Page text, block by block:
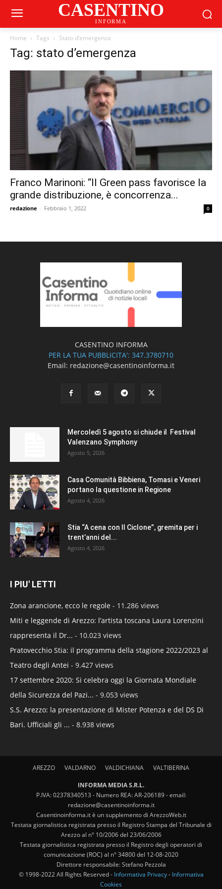
CASENTINO
INFORMA
Home Tags Stato d’emergenza
Tag: stato d’emergenza
Franco Marinoni: “Il Green pass favorisce la
grande distribuzione, è concorrenza...
redazione - Febbraio 1, 2022 0
CASENTINO INFORMA
PER LA TUA PUBBLICITA': 347.3780710
Email: redazione@casentinoinforma.it
Mercoledì 5 agosto si chiude il Festival
Valenzano Symphony
Agosto 5, 2026
Casa Comunità Bibbiena, Tomasi e Veneri
portano la questione in Regione
Agosto 4, 2026
Stia “A cena con Il Ciclone”, gremita per i
trent’anni del...
Agosto 4, 2026
I PIU' LETTI
Zona arancione, ecco le regole - 11.286 views
Miti e leggende di Arezzo: l’artista toscana Laura Lorenzini
rappresenta il Dr... - 10.023 views
Pratovecchio Stia: il programma della stagione 2022/2023 al
Teatro degli Antei - 9.427 views
17 settembre 2020: Si celebra oggi la Giornata Mondiale
della Sicurezza del Pazi... - 9.053 views
S.S. Arezzo: la presentazione di Mister Potenza e del DS Di
Bari. Ufficiali gli ... - 8.938 views
AREZZO VALDARNO VALDICHIANA VALTIBERINA
INFORMA MEDIA S.R.L.
P.IVA: 02378340513 - Numero REA: AR-206189 - email:
redazione@casentinoinforma.it
Casentinoinforma.it è un supplemento di ArezzoWeb.it
Testata giornalistica registrata presso il Registro Stampa del Tribunale di
Arezzo al n° 10/2006 del 23/06/2006
Testata giornalistica registrata presso il Registro degli operatori di
comunicazione (ROC) al n° 34800 del 12-08-2020
Direttore responsabile: Stefano Pezzola
© 1998-2022 All Rights Reserved - Informativa Privacy- Informativa
Cookies